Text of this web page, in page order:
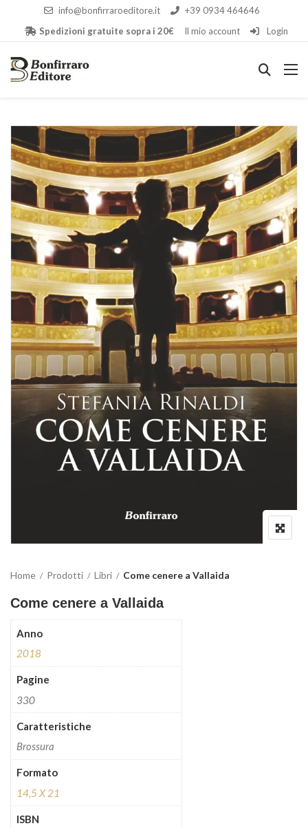
info@bonfirraroeditore.it
+39 0934 464646
Spedizioni gratuite sopra i 20€
Il mio account Login
Home Prodotti Libri Come cenere a Vallaida
Come cenere a Vallaida
Anno
2018
Pagine
330
Caratteristiche
Brossura
Formato
14,5 X 21
ISBN